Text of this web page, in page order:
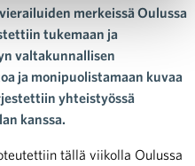
merkeissä Oulussa
tukemaan ja
valtakunnallisen
ja monipuolistamaan kuvaa
yhteistyössä
kanssa.
tällä viikolla Oulussa